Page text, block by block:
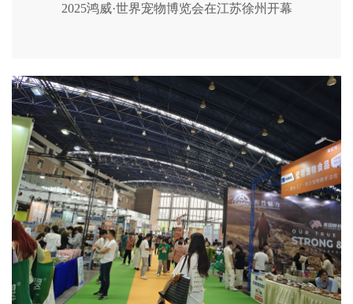
2025鸿威·世界宠物博览会在江苏徐州开幕